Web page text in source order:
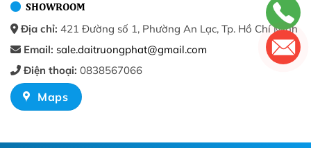
SHOWROOM
Địa chỉ: 421 Đường số 1, Phường An Lạc, Tp. Hồ Chí Minh
Email: sale.daitruongphat@gmail.com
Điện thoại: 0838567066
Maps